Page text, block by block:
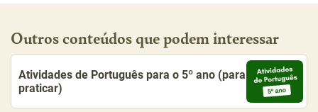
Outros conteúdos que podem interessar
Atividades de Português para o 5º ano (para
praticar)